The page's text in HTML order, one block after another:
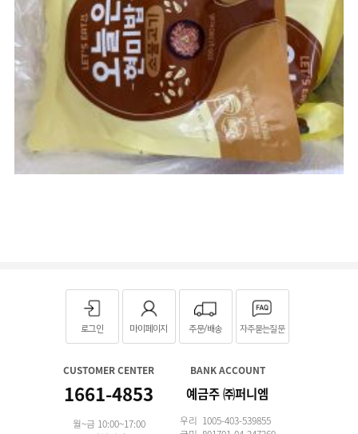
로그인 마이페이지 주문/배송 자주묻는질문
CUSTOMER CENTER
1661-4853
월~금 10:00~17:00
BANK ACCOUNT
예금주 ㈜퍼니엠
우리 1005-403-539855